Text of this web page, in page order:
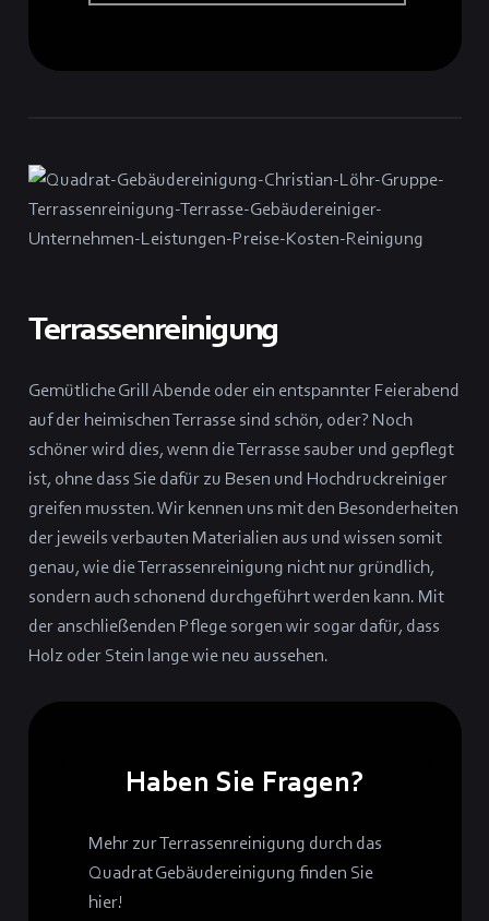
Terrassenreinigung
Gemütliche Grill Abende oder ein entspannter Feierabend
auf der heimischen Terrasse sind schön, oder? Noch
schöner wird dies, wenn die Terrasse sauber und gepflegt
ist, ohne dass Sie dafür zu Besen und Hochdruckreiniger
greifen mussten. Wir kennen uns mit den Besonderheiten
der jeweils verbauten Materialien aus und wissen somit
genau, wie die Terrassenreinigung nicht nur gründlich,
sondern auch schonend durchgeführt werden kann. Mit
der anschließenden Pflege sorgen wir sogar dafür, dass
Holz oder Stein lange wie neu aussehen.
Haben Sie Fragen?
Mehr zur Terrassenreinigung durch das
Quadrat Gebäudereinigung finden Sie
hier!